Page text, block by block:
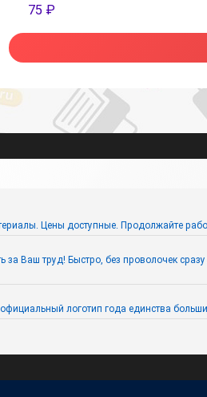
75 ₽
Цены доступные. Продолжайте
Ваш труд! Быстро, без проволочек
логотип года единства